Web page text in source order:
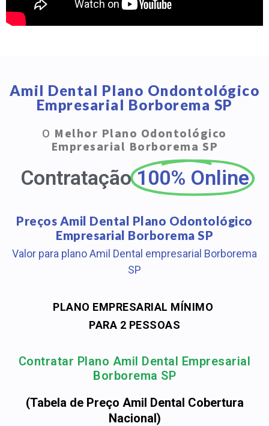
Amil Dental Plano Ondontológico
Empresarial Borborema SP
O Melhor Plano Odontológico
Empresarial Borborema SP
Contratação 100% Online
Preços Amil Dental Plano Odontológico
Empresarial Borborema SP
Valor para plano Amil Dental empresarial Borborema
SP
PLANO EMPRESARIAL MÍNIMO
PARA 2 PESSOAS
Contratar Plano Amil Dental Empresarial
Borborema SP
(Tabela de Preço Amil Dental Cobertura
Nacional)